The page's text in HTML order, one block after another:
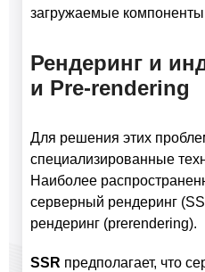
загружаемые
Рендеринг и
и Pre-rendering
Для решения этих
специализированные
Наиболее
серверный рендеринг
рендеринг (prerendering).
SSR предполагает, что